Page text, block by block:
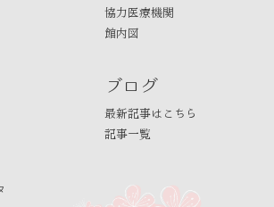
協力医療機関
館内図
ブログ
最新記事はこちら
記事一覧